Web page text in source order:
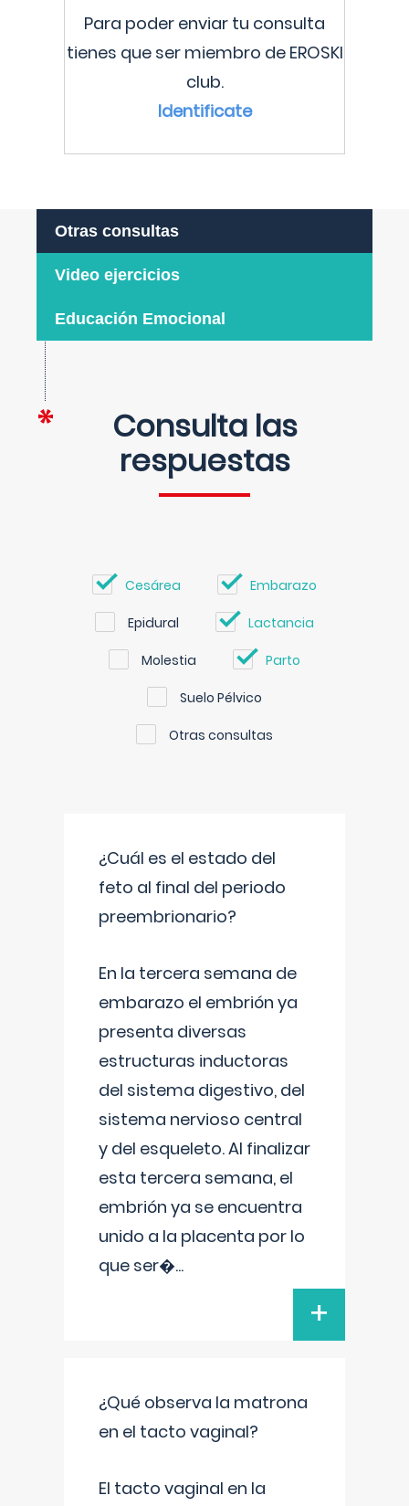
Para poder enviar tu consulta
tienes que ser miembro de EROSKI
club.
Identificate
Otras consultas
Video ejercicios
Educación Emocional
Consulta las
respuestas
Cesárea Embarazo
Epidural Lactancia
Molestia Parto
Suelo Pélvico
Otras consultas
¿Cuál es el estado del
feto al final del periodo
preembrionario?
En la tercera semana de
embarazo el embrión ya
presenta diversas
estructuras inductoras
del sistema digestivo, del
sistema nervioso central
y del esqueleto. Al finalizar
esta tercera semana, el
embrión ya se encuentra
unido a la placenta por lo
que ser�...
+
¿Qué observa la matrona
en el tacto vaginal?
El tacto vaginal en la